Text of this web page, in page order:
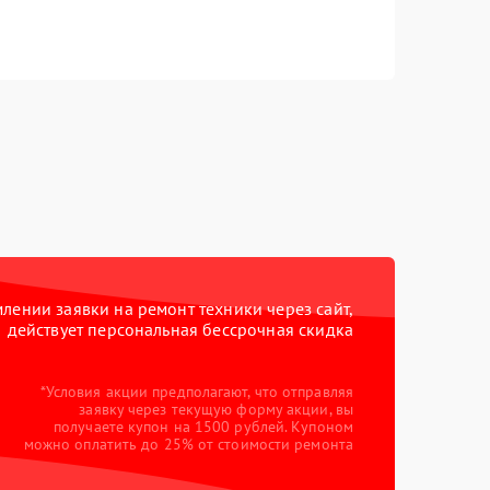
заявки на ремонт техники через сайт,
действует персональная бессрочная скидка
*Условия акции предполагают, что отправляя
заявку через текущую форму акции, вы
получаете купон на 1500 рублей. Купоном
можно оплатить до 25% от стоимости ремонта